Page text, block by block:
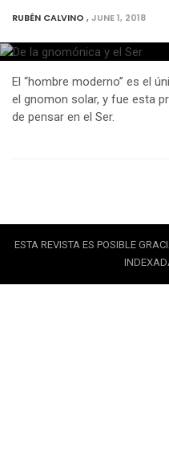
RUBÉN CALVINO ,JUNE 1, 2018
El “hombre moderno” es el
el gnomon solar, y fue esta
de pensar en el Ser.
ESTA REVISTA ES POSIBLE